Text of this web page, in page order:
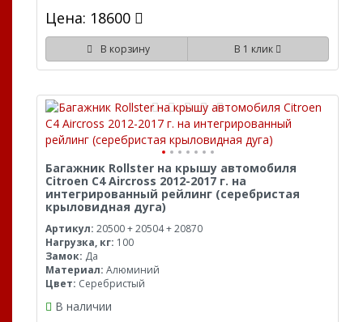
Цена: 18600
В корзину В 1 клик
Багажник Rollster на крышу автомобиля
Citroen C4 Aircross 2012-2017 г. на
интегрированный рейлинг (серебристая
крыловидная дуга)
Артикул: 20500 + 20504 + 20870
Нагрузка, кг: 100
Замок: Да
Материал: Алюминий
Цвет: Серебристый
В наличии